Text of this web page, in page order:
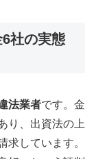
6社の実態
法業者です。金
り、出資法の上
求しています。